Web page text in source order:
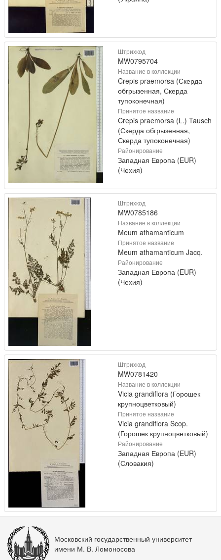
Штрихкод
MW0795704
Название в коллекции
Crepis praemorsa (Скерда
обгрызенная, Скерда
тупоконечная)
Принятое название
Crepis praemorsa (L.) Tausch
(Скерда обгрызенная,
Скерда тупоконечная)
Районирование
Западная Европа (EUR)
(Чехия)
Штрихкод
MW0785186
Название в коллекции
Meum athamanticum
Принятое название
Meum athamanticum Jacq.
Районирование
Западная Европа (EUR)
(Чехия)
Штрихкод
MW0781420
Название в коллекции
Vicia grandiflora (Горошек
крупноцветковый)
Принятое название
Vicia grandiflora Scop.
(Горошек крупноцветковый)
Районирование
Западная Европа (EUR)
(Словакия)
Московский государственный университет
имени М. В. Ломоносова